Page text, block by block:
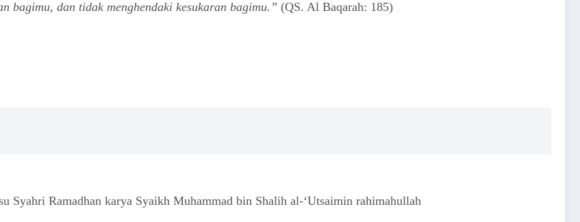
bagimu, dan tidak menghendaki kesukaran bagimu.” (QS. Al Baqarah: 185)
Syahri Ramadhan karya Syaikh Muhammad bin Shalih al-‘Utsaimin rahimahullah